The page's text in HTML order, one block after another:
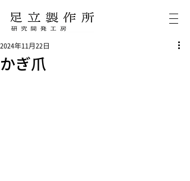
かぎ爪
2024年11月22日